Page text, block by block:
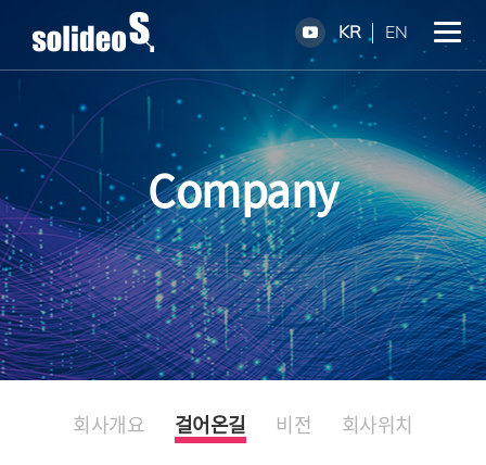
KR EN
Company
회사개요 걸어온길 비전 회사위치